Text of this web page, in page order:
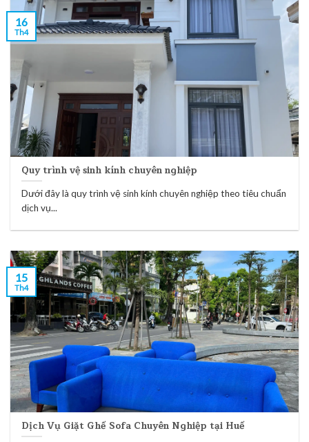
Quy trình vệ sinh kính chuyên nghiệp
Dưới đây là quy trình vệ sinh kính chuyên nghiệp theo tiêu chuẩn
dịch vụ...
16
Th4
Dịch Vụ Giặt Ghế Sofa Chuyên Nghiệp tại Huế
15
Th4